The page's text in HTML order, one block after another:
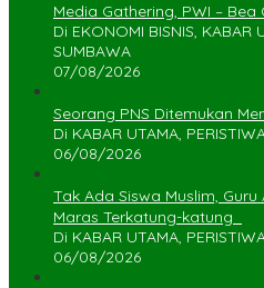
Media Gathering, PWI –
Di EKONOMI BISNIS, KABAR
SUMBAWA
07/08/2026
Seorang PNS Ditemukan
Di KABAR UTAMA,
06/08/2026
Tak Ada Siswa Muslim,
Maras Terkatung-katung ‎
Di KABAR UTAMA,
06/08/2026